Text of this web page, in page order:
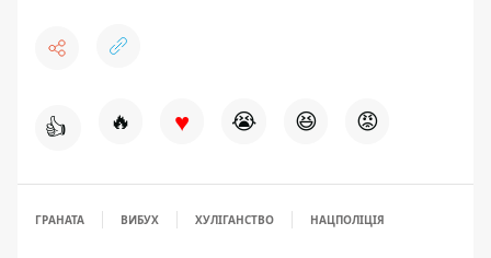
👍 🔥 ♥ 😭 😆 😡
ГРАНАТА ВИБУХ ХУЛІГАНСТВО НАЦПОЛІЦІЯ